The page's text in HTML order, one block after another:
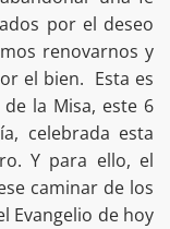
por el deseo
renovarnos y
el bien. Esta es
la Misa, este 6
celebrada esta
Y para ello, el
caminar de los
Evangelio de hoy